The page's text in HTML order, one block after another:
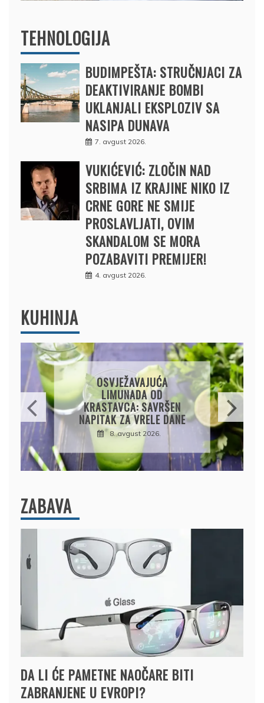
TEHNOLOGIJA
BUDIMPEŠTA: STRUČNJACI ZA
DEAKTIVIRANJE BOMBI
UKLANJALI EKSPLOZIV SA
NASIPA DUNAVA
7. avgust 2026.
VUKIĆEVIĆ: ZLOČIN NAD
SRBIMA IZ KRAJINE NIKO IZ
CRNE GORE NE SMIJE
PROSLAVLJATI, OVIM
SKANDALOM SE MORA
POZABAVITI PREMIJER!
4. avgust 2026.
KUHINJA
KROMPIRUŠA IZLIVAČA:
JEDNOSTAVNA PITA BEZ
KORA, HRSKAVA I
UKUSNA
8. avgust 2026.
ZABAVA
DA LI ĆE PAMETNE NAOČARE BITI
ZABRANJENE U EVROPI?